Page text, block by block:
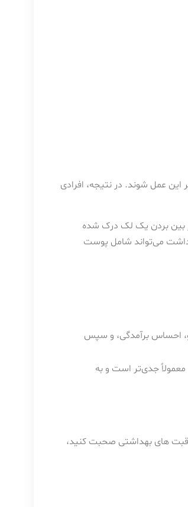
عمل شوند. در نتیجه، افرادی
بین بردن یک لک درک شده
می‌تواند شامل پوست
احساس برآمدگی، و سپس
جدی‌تر است و به
های بهداشتی صحبت کنید،